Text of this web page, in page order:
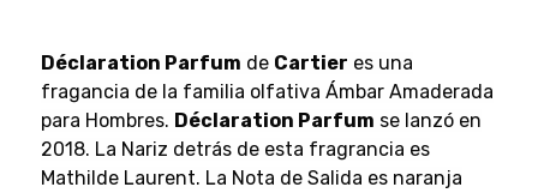
Déclaration Parfum de Cartier es una
fragancia de la familia olfativa Ámbar Amaderada
para Hombres. Déclaration Parfum se lanzó en
2018. La Nariz detrás de esta fragrancia es
Mathilde Laurent. La Nota de Salida es naranja